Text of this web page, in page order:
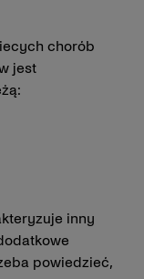
chorób
jest
inny
powiedzieć,